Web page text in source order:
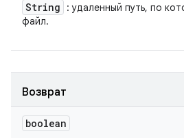
String
: удаленный путь, по
файл.
Возврат
boolean